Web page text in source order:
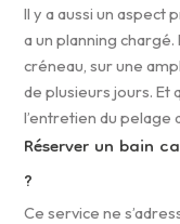
Il y a aussi un aspect
a un planning
créneau, sur une
de plusieurs jours. Et
l’entretien du pelage
Réserver un bain
?
Ce service ne